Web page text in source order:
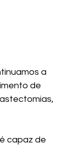
a
de
capaz de